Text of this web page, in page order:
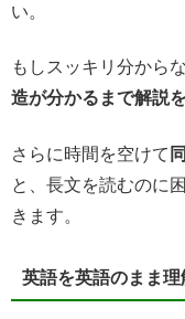
い。
もしスッキリ分から
造が分かるまで解説
さらに時間を空けて
と、長文を読むのに
きます。
英語を英語のまま理